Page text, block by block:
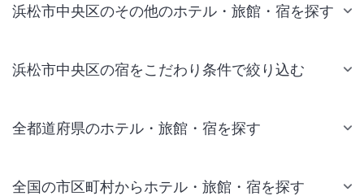
浜松市中央区のその他のホテル・旅館・宿を探す
浜松市中央区の宿をこだわり条件で絞り込む
全都道府県のホテル・旅館・宿を探す
全国の市区町村からホテル・旅館・宿を探す